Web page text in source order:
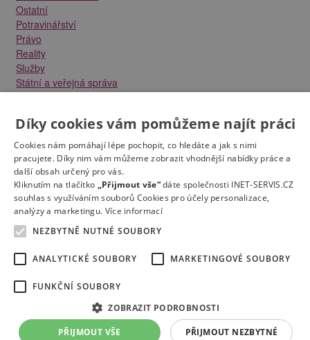
Ostatní
Potravinářství
Právo
Reality
Služby
Státní a veřejná správa
Technika a elektrotechnika
Tvůrčí práce a design
Výroba
Vzdělávání a školství
Zdravotnictví
Zemědělství, lesnictví a vodní hospodářství
Kontakt Práce na e-mail
Nastavení cookies
© 2022Správnýkrok.cz
Mapa stránek
Díky cookies vám pomůžeme najít práci
Cookies nám pomáhají lépe pochopit, co hledáte a jak s nimi
pracujete. Díky nim vám můžeme zobrazit vhodnější nabídky práce a
další obsah určený pro vás.
Kliknutím na tlačítko „Přijmout vše“dáte společnosti INET-SERVIS.CZ
souhlas s využíváním souborů Cookies pro účely personalizace,
analýzy a marketingu. Více informací
NEZBYTNĚ NUTNÉ SOUBORY
ANALYTICKÉ SOUBORY MARKETINGOVÉ SOUBORY
FUNKČNÍ SOUBORY
ZOBRAZIT PODROBNOSTI
PŘIJMOUT VŠE PŘIJMOUT NEZBYTNÉ